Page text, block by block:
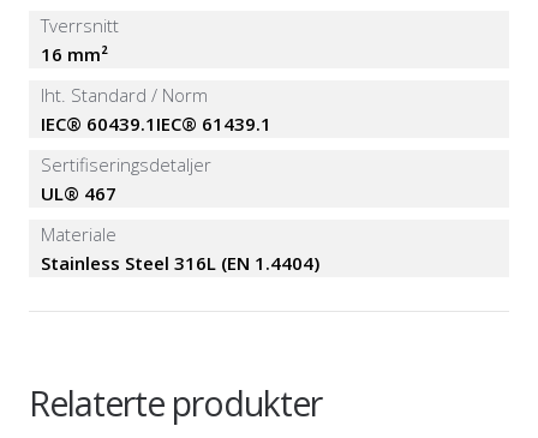
Tverrsnitt
16 mm²
Iht. Standard / Norm
IEC® 60439.1IEC® 61439.1
Sertifiseringsdetaljer
UL® 467
Materiale
Stainless Steel 316L (EN 1.4404)
Relaterte produkter